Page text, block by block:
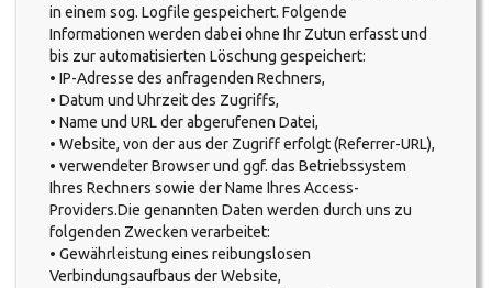
in einem sog. Logfile gespeichert. Folgende
Informationen werden dabei ohne Ihr Zutun erfasst und
bis zur automatisierten Löschung gespeichert:
• IP-Adresse des anfragenden Rechners,
• Datum und Uhrzeit des Zugriffs,
• Name und URL der abgerufenen Datei,
• Website, von der aus der Zugriff erfolgt (Referrer-URL),
• verwendeter Browser und ggf. das Betriebssystem
Ihres Rechners sowie der Name Ihres Access-
Providers.Die genannten Daten werden durch uns zu
folgenden Zwecken verarbeitet:
• Gewährleistung eines reibungslosen
Verbindungsaufbaus der Website,